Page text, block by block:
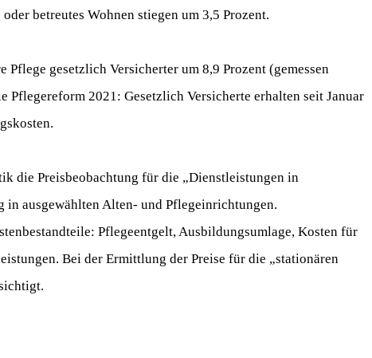
betreutes Wohnen stiegen um 3,5 Prozent.
gesetzlich Versicherter um 8,9 Prozent (gemessen
2021: Gesetzlich Versicherte erhalten seit Januar
die Preisbeobachtung für die „Dienstleistungen in
in ausgewählten Alten- und Pflegeinrichtungen.
Pflegeentgelt, Ausbildungsumlage, Kosten für
Bei der Ermittlung der Preise für die „stationären